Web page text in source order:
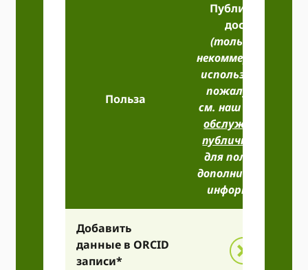
Польза
Публичный
доступ
(только для
некоммерческого
использования,
пожалуйста,
см. наш
обслуживания
публичного API
для получения
дополнительной
информации)
Добавить
данные в ORCID
записи*